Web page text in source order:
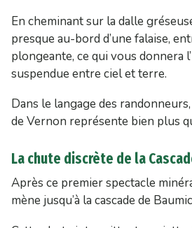
En cheminant sur la dalle
presque au-bord d’une falaise,
plongeante, ce qui vous donnera
suspendue entre ciel et terre.
Dans le langage des
de Vernon représente bien plus
La chute discrète de la
Après ce premier spectacle
mène jusqu’à la cascade de